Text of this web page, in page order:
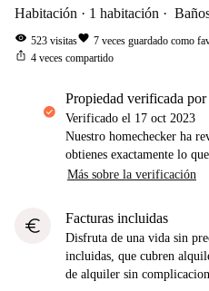
Habitación 1 habitación
visibility 523 visitasfavorite 7 veces guardado como
ios_share 4 veces compartido
propiedad verificada
Verificado el 17 oct 2023
Nuestro homechecker ha
obtienes exactamente lo
Más sobre la verificación
euro Facturas incluidas
Disfruta de una vida sin
incluidas, que cubren
de alquiler sin